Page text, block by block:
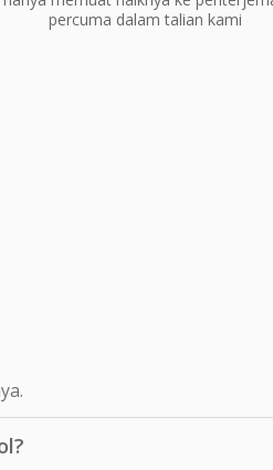
percuma dalam talian kami